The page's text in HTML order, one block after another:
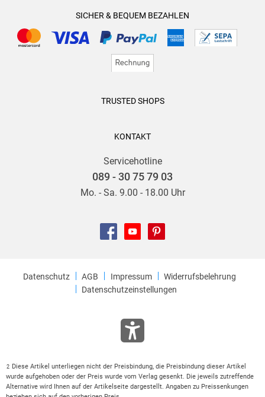
SICHER & BEQUEM BEZAHLEN
TRUSTED SHOPS
KONTAKT
Servicehotline
089 - 30 75 79 03
Mo. - Sa. 9.00 - 18.00 Uhr
Datenschutz AGB Impressum
Widerrufsbelehrung
Datenschutzeinstellungen
2
Diese Artikel unterliegen nicht der Preisbindung, die Preisbindung dieser Artikel
wurde aufgehoben oder der Preis wurde vom Verlag gesenkt. Die jeweils zutreffende
Alternative wird Ihnen auf der Artikelseite dargestellt. Angaben zu Preissenkungen